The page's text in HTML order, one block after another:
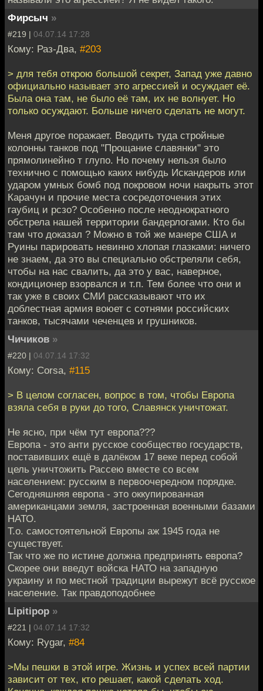
Фирсыч »
#219 | 04.07.14 17:28
Кому: Раз-Два, #203
> для тебя открою большой секрет, Запад уже давно
официально называет это агрессией и осуждает её.
Была она там, не было её там, их не волнует. Но
только осуждают. Больше ничего сделать не могут.
Меня другое поражает. Вводить туда стройные
колонны танков под "Прощание славянки" это
прямолинейно т глупо. Но почему нельзя было
технично с помощью каких нибудь Искандеров или
ударом умных бомб под покровом ночи накрыть этот
Карачун и прочие места сосредоточения этих
гаубиц и рсзо? Особенно после неоднократного
обстрела нашей территории бандерлогами. Кто бы
там что доказал ? Можно в той же манере США и
Руины парировать невинно хлопая глазками: ничего
не знаем, да это вы специально обстреляли себя,
чтобы на нас свалить, да это у вас, наверное,
кондиционер взорвался и т.п. Тем более что они и
так уже в своих СМИ рассказывают что их
доблестная армия воюет с сотнями российских
танков, тысячами чеченцев и грушников.
Чичиков »
#220 | 04.07.14 17:32
Кому: Corsa, #115
> В целом согласен, вопрос в том, чтобы Европа
взяла себя в руки до того, Славянск уничтожат.
Не ясно, при чём тут европа???
Европа - это анти русское сообщество государств,
поставивших ещё в далёком 17 веке перед собой
цель уничтожить Рассею вместе со всем
населением: русским в первоочередном порядке.
Сегодняшняя европа - это оккупированная
американцами земля, застроенная военными базами
НАТО.
Т.о. самостоятельной Европы аж 1945 года не
существует.
Так что же по истине должна предпринять европа?
Скорее они введут войска НАТО на западную
украину и по местной традиции вырежут всё русское
население. Так правдоподобнее
Lipitipop »
#221 | 04.07.14 17:32
Кому: Rygar, #84
>Мы пешки в этой игре. Жизнь и успех всей партии
зависит от тех, кто решает, какой сделать ход.